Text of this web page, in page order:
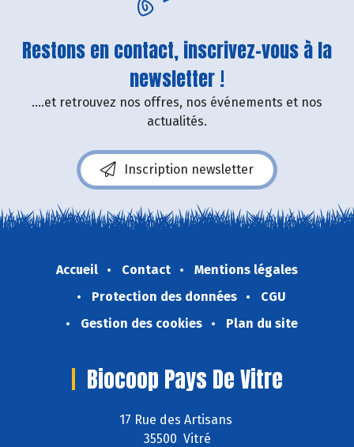
Restons en contact, inscrivez-vous à la
newsletter !
....et retrouvez nos offres, nos événements et nos
actualités.
Inscription newsletter
Accueil Contact
Mentions légales
Protection des données
CGU
Gestion des cookies
Plan du site
Biocoop Pays De Vitre
17 Rue des Artisans
35500 Vitré